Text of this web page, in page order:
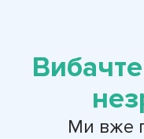
Ми вже